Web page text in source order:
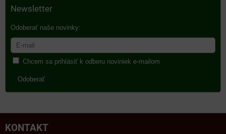
Newsletter
Odoberať naše novinky:
Chcem sa prihlásiť k odberu noviniek e-mailom
Odoberať
KONTAKT